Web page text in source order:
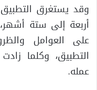
وقد يستغرق التطبيق
أربعة إلى ستة
على العوامل
التطبيق، وكلما
عمله.